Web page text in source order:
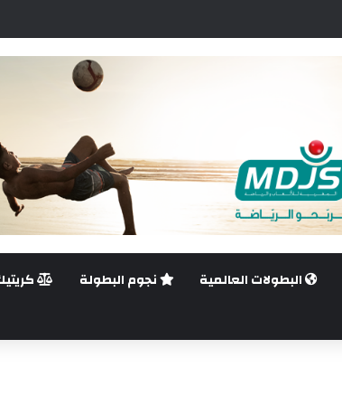
يقترب من الجراحة بعد قطع في الرباط الصليبي
البطولات العالمية نجوم البطولة